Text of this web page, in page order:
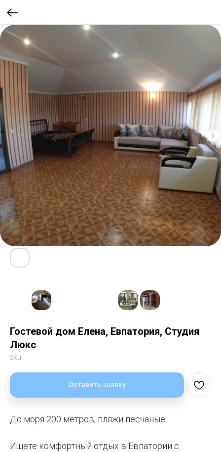
Гостевой дом Елена, Евпатория, Студия
Люкс
SKU:
Оставить заявку
До моря 200 метров, пляжи песчаные.
Ищете комфортный отдых в Евпатории с